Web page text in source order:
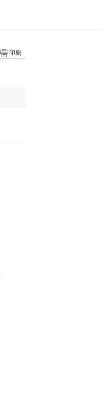
印刷